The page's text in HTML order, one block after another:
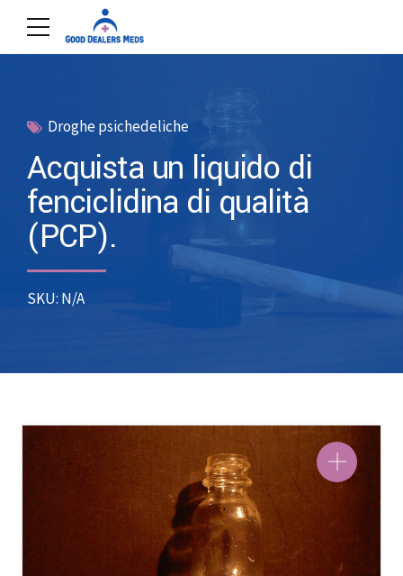
Droghe psichedeliche
Acquista un liquido di
fenciclidina di qualità
(PCP).
SKU: N/A